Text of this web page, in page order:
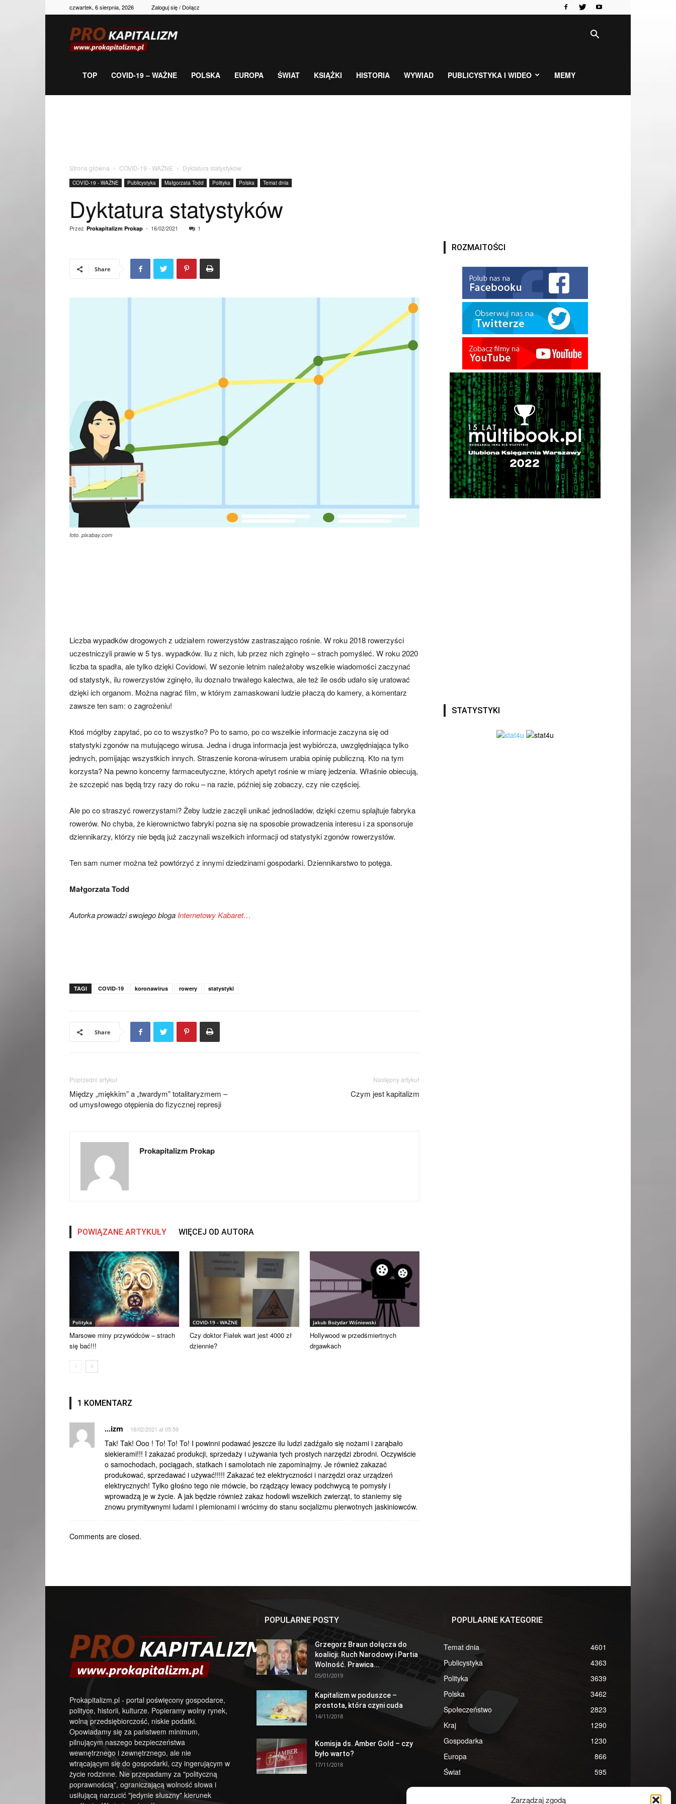
Zarządzaj zgodą
czwartek, 6 sierpnia, 2026 Zaloguj się / Dołącz
gospodarka,
TOP COVID-19 – WAŻNE POLSKA EUROPA ŚWIAT KSIĄŻKI HISTORIA WYWIAD PUBLICYSTYKA I WIDEO MEMY
Strona główna COVID-19 - WAŻNE Dyktatura statystyków
COVID-19 - WAŻNE Publicystyka Małgorzata Todd Polityka Polska Temat dnia
Dyktatura statystyków
Przez Prokapitalizm Prokap - 16/02/2021 1
Share
foto. pixabay.com
Liczba wypadków drogowych z udziałem rowerzystów zastraszająco rośnie. W roku 2018 rowerzyści
uczestniczyli prawie w 5 tys. wypadków. Ilu z nich, lub przez nich zginęło – strach pomyśleć. W roku 2020
liczba ta spadła, ale tylko dzięki Covidowi. W sezonie letnim należałoby wszelkie wiadomości zaczynać
od statystyk, ilu rowerzystów zginęło, ilu doznało trwałego kalectwa, ale też ile osób udało się uratować
dzięki ich organom. Można nagrać film, w którym zamaskowani ludzie płaczą do kamery, a komentarz
zawsze ten sam: o zagrożeniu!
Ktoś mógłby zapytać, po co to wszystko? Po to samo, po co wszelkie informacje zaczyna się od
statystyki zgonów na mutującego wirusa. Jedna i druga informacja jest wybiórcza, uwzględniająca tylko
jednych, pomijając wszystkich innych. Straszenie korona-wirusem urabia opinię publiczną. Kto na tym
korzysta? Na pewno koncerny farmaceutyczne, których apetyt rośnie w miarę jedzenia. Właśnie obiecują,
że szczepić nas będą trzy razy do roku – na razie, później się zobaczy, czy nie częściej.
Ale po co straszyć rowerzystami? Żeby ludzie zaczęli unikać jednośladów, dzięki czemu splajtuje fabryka
rowerów. No chyba, że kierownictwo fabryki pozna się na sposobie prowadzenia interesu i za sponsoruje
dziennikarzy, którzy nie będą już zaczynali wszelkich informacji od statystyki zgonów rowerzystów.
Ten sam numer można też powtórzyć z innymi dziedzinami gospodarki. Dziennikarstwo to potęga.
Małgorzata Todd
Autorka prowadzi swojego bloga Internetowy Kabaret…
TAGI COVID-19 koronawirus rowery statystyki
Share
Poprzedni artykuł
Między „miękkim” a „twardym” totalitaryzmem –
od umysłowego otępienia do fizycznej represji
Następny artykuł
Czym jest kapitalizm
Prokapitalizm Prokap
POWIĄZANE ARTYKUŁY WIĘCEJ OD AUTORA
Polityka
Marsowe miny przywódców – strach
się bać!!!
COVID-19 - WAŻNE
Czy doktor Fiałek wart jest 4000 zł
dziennie?
Jakub Bożydar Wiśniewski
Hollywood w przedśmiertnych
drgawkach
1 KOMENTARZ
...izm 18/02/2021 at 05:59
Tak! Tak! Ooo ! To! To! To! I powinni podawać jeszcze ilu ludzi zadźgało się nożami i zarąbało
siekierami!!! I zakazać produkcji, sprzedaży i używania tych prostych narzędzi zbrodni. Oczywiście
o samochodach, pociągach, statkach i samolotach nie zapominajmy. Je również zakazać
produkować, sprzedawać i używać!!!!! Zakazać też elektryczności i narzędzi oraz urządzeń
elektrycznych! Tylko głośno tego nie mówcie, bo rządzący lewacy podchwycą te pomysły i
wprowadzą je w życie. A jak będzie również zakaz hodowli wszelkich zwierząt, to staniemy się
znowu prymitywnymi ludami i plemionami i wrócimy do stanu socjalizmu pierwotnych jaskiniowców.
Comments are closed.
ROZMAITOŚCI
STATYSTYKI
Prokapitalizm.pl - portal poświęcony gospodarce,
polityce, historii, kulturze. Popieramy wolny rynek,
wolną przedsiębiorczość, niskie podatki.
Opowiadamy się za państwem minimum,
pilnującym naszego bezpieczeństwa
wewnętrznego i zewnętrznego, ale nie
wtrącającym się do gospodarki, czy ingerującym w
życie rodzinne. Nie przepadamy za "polityczną
poprawnością", ograniczającą wolność słowa i
usiłującą narzucić "jedynie słuszny" kierunek
POPULARNE POSTY
Grzegorz Braun dołącza do
koalicji: Ruch Narodowy i Partia
Wolność. Prawica...
05/01/2019
Kapitalizm w poduszce –
prostota, która czyni cuda
14/11/2018
Komisja ds. Amber Gold – czy
było warto?
17/11/2018
POPULARNE KATEGORIE
Temat dnia
4601
Publicystyka
4363
Polityka
3639
Polska
3462
Społeczeństwo
2823
Kraj
1290
Gospodarka
1230
Europa
866
Świat
595